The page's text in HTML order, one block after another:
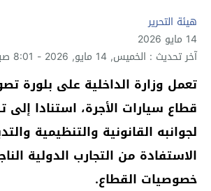
هيئة التحرير
14 مايو 2026
آخر تحديث : الخميس, 14 مايو, 2026 - 8:01 صباحًا
تعمل وزارة الداخلية على بلورة
قطاع سيارات الأجرة، استنادا
لجوانبه القانونية والتنظيمية
الاستفادة من التجارب الدولية
خصوصيات القطاع.